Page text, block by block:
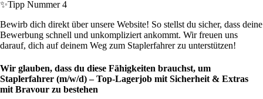
✨Tipp Nummer 4
Bewirb dich direkt über unsere Website! So stellst du sicher, dass deine
Bewerbung schnell und unkompliziert ankommt. Wir freuen uns
darauf, dich auf deinem Weg zum Staplerfahrer zu unterstützen!
Wir glauben, dass du diese Fähigkeiten brauchst, um
Staplerfahrer (m/w/d) – Top-Lagerjob mit Sicherheit & Extras
mit Bravour zu bestehen